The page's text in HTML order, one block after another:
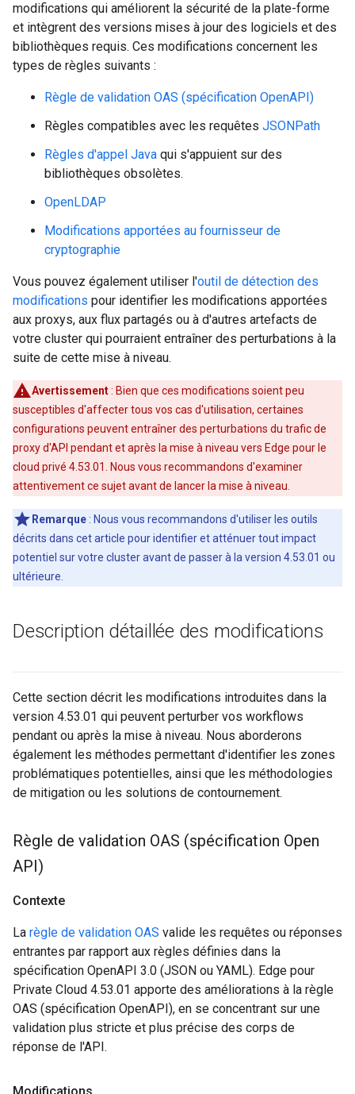
modifications qui améliorent la sécurité de la plate-forme
et intègrent des versions mises à jour des logiciels et des
bibliothèques requis. Ces modifications concernent les
types de règles suivants :
Règle de validation OAS (spécification OpenAPI)
Règles compatibles avec les requêtes JSONPath
Règles d'appel Java qui s'appuient sur des
bibliothèques obsolètes.
OpenLDAP
Modifications apportées au fournisseur de
cryptographie
Vous pouvez également utiliser l'outil de détection des
modifications pour identifier les modifications apportées
aux proxys, aux flux partagés ou à d'autres artefacts de
votre cluster qui pourraient entraîner des perturbations à la
suite de cette mise à niveau.
Avertissement: Bien que ces modifications soient peu
susceptibles d'affecter tous vos cas d'utilisation, certaines
configurations peuvent entraîner des perturbations du trafic de
proxy d'API pendant et après la mise à niveau vers Edge pour le
cloud privé 4.53.01. Nous vous recommandons d'examiner
attentivement ce sujet avant de lancer la mise à niveau.
Remarque : Nous vous recommandons d'utiliser les outils
décrits dans cet article pour identifier et atténuer tout impact
potentiel sur votre cluster avant de passer à la version 4.53.01 ou
ultérieure.
Description détaillée des modifications
Cette section décrit les modifications introduites dans la
version 4.53.01 qui peuvent perturber vos workflows
pendant ou après la mise à niveau. Nous aborderons
également les méthodes permettant d'identifier les zones
problématiques potentielles, ainsi que les méthodologies
de mitigation ou les solutions de contournement.
Règle de validation OAS (spécification Open
API)
Contexte
La règle de validation OAS valide les requêtes ou réponses
entrantes par rapport aux règles définies dans la
spécification OpenAPI 3.0 (JSON ou YAML). Edge pour
Private Cloud 4.53.01 apporte des améliorations à la règle
OAS (spécification OpenAPI), en se concentrant sur une
validation plus stricte et plus précise des corps de
réponse de l'API.